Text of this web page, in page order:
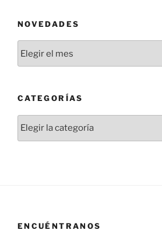
NOVEDADES
CATEGORÍAS
ENCUÉNTRANOS